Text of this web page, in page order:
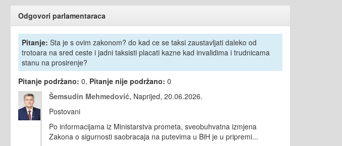
Odgovori parlamentaraca
Pitanje: Sta je s ovim zakonom? do kad ce se taksi zaustavljati daleko od
trotoara na sred ceste i jadni taksisti placati kazne kad invalidima i trudnicama
stanu na prosirenje?
Pitanje podržano: 0, Pitanje nije podržano: 0
Šemsudin Mehmedović, Naprijed, 20.06.2026.
Postovani
Po informacijama iz Ministarstva prometa, sveobuhvatna izmjena
Zakona o sigurnosti saobracaja na putevima u BiH je u pripremi...